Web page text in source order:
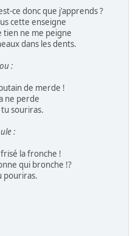
ce donc que j'apprends ?
cette enseigne
tien ne me peigne
dans les dents.
:
de merde !
ne perde
tu souriras.
:
la fronche !
qui bronche !?
pouriras.